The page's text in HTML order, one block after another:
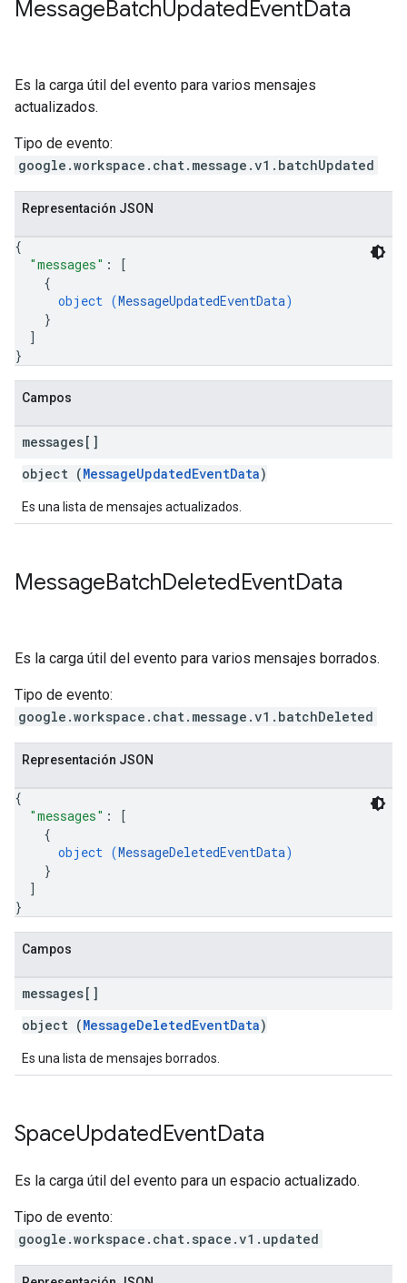
MessageBatchUpdatedEventData
Es la carga útil del evento para varios mensajes
actualizados.
Tipo de evento:
google.workspace.chat.message.v1.batchUpdated
Representación JSON
{
"messages" :
[
{
object (MessageUpdatedEventData)
}
]
}
Campos
messages[]
object (MessageUpdatedEventData)
Es una lista de mensajes actualizados.
MessageBatchDeletedEventData
Es la carga útil del evento para varios mensajes borrados.
Tipo de evento:
google.workspace.chat.message.v1.batchDeleted
Representación JSON
{
"messages" :
[
{
object (MessageDeletedEventData)
}
]
}
Campos
messages[]
object (MessageDeletedEventData)
Es una lista de mensajes borrados.
SpaceUpdatedEventData
Es la carga útil del evento para un espacio actualizado.
Tipo de evento:
google.workspace.chat.space.v1.updated